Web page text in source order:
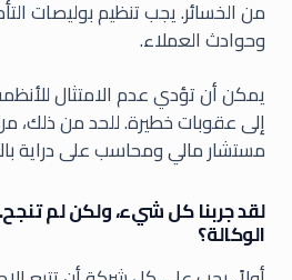
من الخسائر. يجب تنظيم بوليصات
وحوادث العملاء.
يمكن أن تؤدي عدم الامتثال
إلى عقوبات خطيرة. للحد من ذلك،
مستشار مالي ومحاسب على دراية
لقد جربنا كل شيء، ولكن لم
الوكالة؟